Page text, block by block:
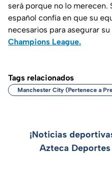
será porque no lo merecen.
español confía en que su
necesarios para asegurar
Champions League.
Tags relacionados
Manchester City (Pertenece a
¡Noticias
Azteca